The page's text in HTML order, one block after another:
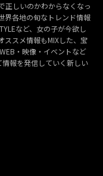
正しいのかわからなくなっ
界各地の旬なトレンド情報
など、女の子が今欲し
ススメ情報もMIXした、宝
・映像・イベントなど
報を発信していく新しい